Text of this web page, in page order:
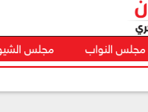
مجلس النواب مجلس